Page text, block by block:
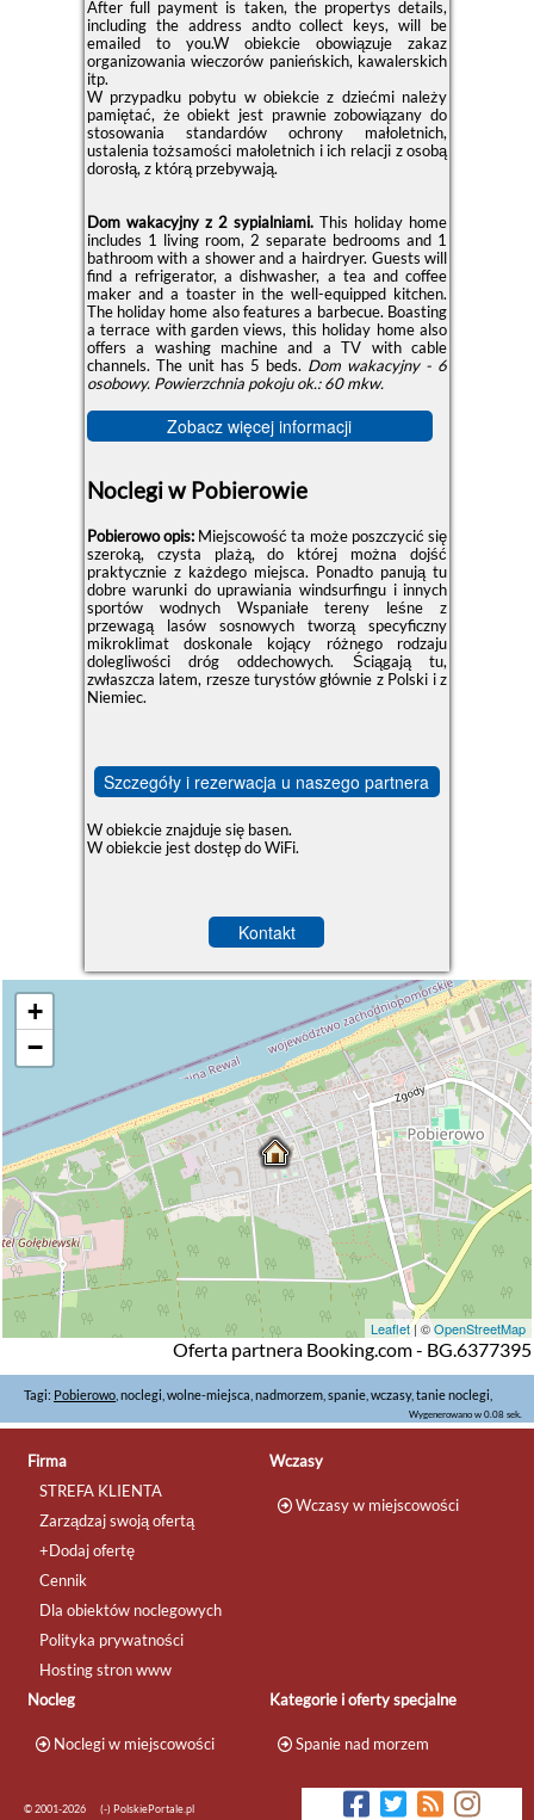
After full payment is taken, the propertys details,
including the address andto collect keys, will be
emailed to you.W obiekcie obowiązuje zakaz
organizowania wieczorów panieńskich, kawalerskich
itp.
W przypadku pobytu w obiekcie z dziećmi należy
pamiętać, że obiekt jest prawnie zobowiązany do
stosowania standardów ochrony małoletnich,
ustalenia tożsamości małoletnich i ich relacji z osobą
dorosłą, z którą przebywają.
Dom wakacyjny z 2 sypialniami. This holiday home
includes 1 living room, 2 separate bedrooms and 1
bathroom with a shower and a hairdryer. Guests will
find a refrigerator, a dishwasher, a tea and coffee
maker and a toaster in the well-equipped kitchen.
The holiday home also features a barbecue. Boasting
a terrace with garden views, this holiday home also
offers a washing machine and a TV with cable
channels. The unit has 5 beds. Dom wakacyjny - 6
osobowy. Powierzchnia pokoju ok.: 60 mkw.
Zobacz więcej informacji
Noclegi w Pobierowie
Pobierowo opis: Miejscowość ta może poszczycić się
szeroką, czysta plażą, do której można dojść
praktycznie z każdego miejsca. Ponadto panują tu
dobre warunki do uprawiania windsurfingu i innych
sportów wodnych Wspaniałe tereny leśne z
przewagą lasów sosnowych tworzą specyficzny
mikroklimat doskonale kojący różnego rodzaju
dolegliwości dróg oddechowych. Ściągają tu,
zwłaszcza latem, rzesze turystów głównie z Polski i z
Niemiec.
Szczegóły i rezerwacja u naszego partnera
W obiekcie znajduje się basen.
W obiekcie jest dostęp do WiFi.
Kontakt
+
−
Leaflet| ©OpenStreetMap
Oferta partnera Booking.com - BG.6377395
Tagi: Pobierowo , noclegi, wolne-miejsca, nadmorzem, spanie, wczasy, tanie noclegi,
Wygenerowano w 0.08 sek.
Firma
STREFA KLIENTA
Zarządzaj swoją ofertą
+Dodaj ofertę
Cennik
Dla obiektów noclegowych
Polityka prywatności
Hosting stron www
Wczasy
Wczasy w miejscowości
Nocleg
Noclegi w miejscowości
Kategorie i oferty specjalne
Spanie nad morzem
© 2001-2026 (-) PolskiePortale.pl